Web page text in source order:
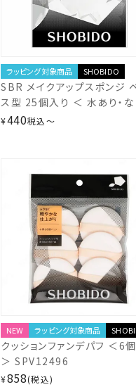
ラッピング対象商品 SHOBIDO
SBR メイクアップスポンジ
ス型 25個入り ＜ 水あり・な
2WAY/天然素材使用 ＞ 粧美
¥440税込〜
NEW ラッピング対象商品
クッションファンデパフ ＜6
＞ SPV12496
¥858 税込